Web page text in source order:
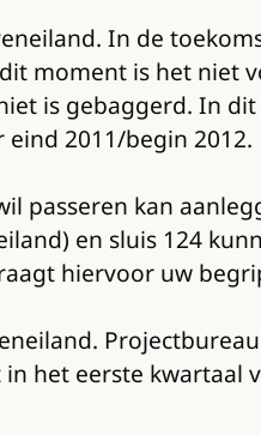
In de
moment is het niet
is gebaggerd. In
2011/begin 2012.
passeren kan
en sluis 124
hiervoor uw
het eerste kwartaal